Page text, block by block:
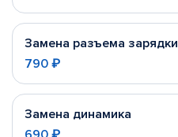
Замена разъема зарядки
790 ₽
Замена динамика